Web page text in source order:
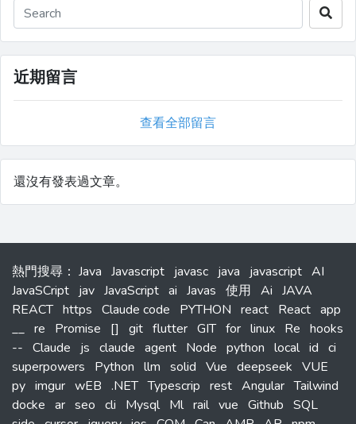
近期留言
查看全部留言
還沒有發表過文章。
熱門搜尋 ： Java Javascript javasc java javascript AI
JavaSCript jav JavaScript ai Javas 使用 Ai JAVA
REACT https Claude code PYTHON react React app
__ re Promise [] git flutter GIT for linux Re hooks
-- Claude js claude agent Node python local id ci
superpowers
Python llm solid Vue deepseek VUE
py imgur wEB .NET Typescrip rest Angular Tailwind
docke ar seo cli Mysql Ml rail vue Github SQL